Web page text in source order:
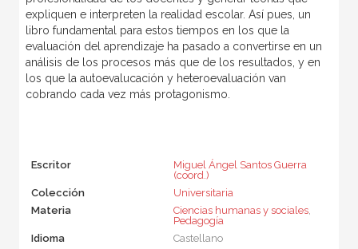
expliquen e interpreten la realidad escolar. Así pues, un
libro fundamental para estos tiempos en los que la
evaluación del aprendizaje ha pasado a convertirse en un
análisis de los procesos más que de los resultados, y en
los que la autoevalucación y heteroevaluación van
cobrando cada vez más protagonismo.
Escritor
Miguel Ángel Santos Guerra
(coord.)
Colección
Universitaria
Materia
Ciencias humanas y sociales,
Pedagogía
Idioma
Castellano